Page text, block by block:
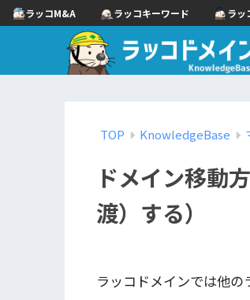
ラッコM&A ラッコキーワード ラッ
TOP KnowledgeBase
ドメイン移動
渡）する）
ラッコドメインでは他